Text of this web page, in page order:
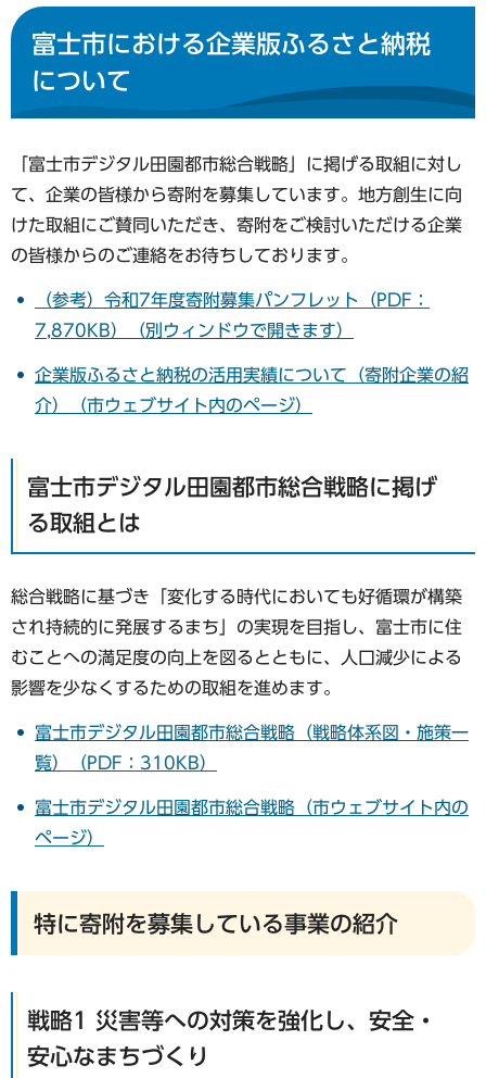
富士市における企業版ふるさと納税
について
「富士市デジタル田園都市総合戦略」に掲げる取組に対し
て、企業の皆様から寄附を募集しています。地方創生に向
けた取組にご賛同いただき、寄附をご検討いただける企業
の皆様からのご連絡をお待ちしております。
（参考）令和7年度寄附募集パンフレット（PDF：
7,870KB）（別ウィンドウで開きます）
企業版ふるさと納税の活用実績について（寄附企業の紹
介）（市ウェブサイト内のページ）
富士市デジタル田園都市総合戦略に掲げ
る取組とは
総合戦略に基づき「変化する時代においても好循環が構築
され持続的に発展するまち」の実現を目指し、富士市に住
むことへの満足度の向上を図るとともに、人口減少による
影響を少なくするための取組を進めます。
富士市デジタル田園都市総合戦略（戦略体系図・施策一
覧）（PDF：310KB）
富士市デジタル田園都市総合戦略（市ウェブサイト内の
ページ）
特に寄附を募集している事業の紹介
戦略1 災害等への対策を強化し、安全・
安心なまちづくり